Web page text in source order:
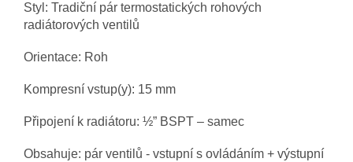
Styl: Tradiční pár termostatických rohových
radiátorových ventilů
Orientace: Roh
Kompresní vstup(y): 15 mm
Připojení k radiátoru: ½” BSPT – samec
Obsahuje: pár ventilů - vstupní s ovládáním + výstupní